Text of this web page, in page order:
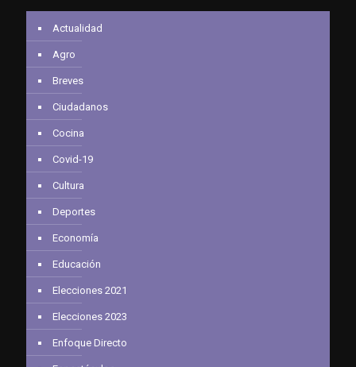
Actualidad
Agro
Breves
Ciudadanos
Cocina
Covid-19
Cultura
Deportes
Economía
Educación
Elecciones 2021
Elecciones 2023
Enfoque Directo